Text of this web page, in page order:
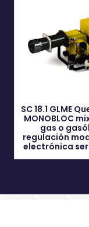
SC 18.1 GLME
MONOBLOC
gas o
regulación
electrónica